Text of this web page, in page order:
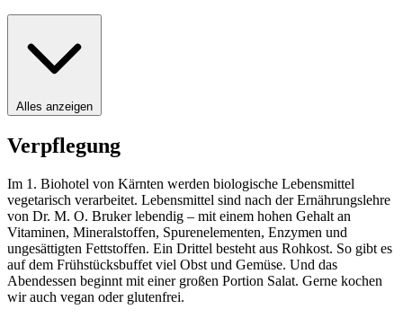
Alles anzeigen
Verpflegung
Im 1. Biohotel von Kärnten werden biologische Lebensmittel
vegetarisch verarbeitet. Lebensmittel sind nach der Ernährungslehre
von Dr. M. O. Bruker lebendig – mit einem hohen Gehalt an
Vitaminen, Mineralstoffen, Spurenelementen, Enzymen und
ungesättigten Fettstoffen. Ein Drittel besteht aus Rohkost. So gibt es
auf dem Frühstücksbuffet viel Obst und Gemüse. Und das
Abendessen beginnt mit einer großen Portion Salat. Gerne kochen
wir auch vegan oder glutenfrei.